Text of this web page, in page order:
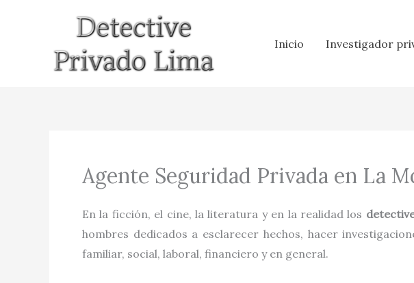
Inicio Investigador
Agente Seguridad Privada en La
En la ficción, el cine, la literatura y en la realidad los
hombres dedicados a esclarecer hechos, hacer
familiar, social, laboral, financiero y en general.